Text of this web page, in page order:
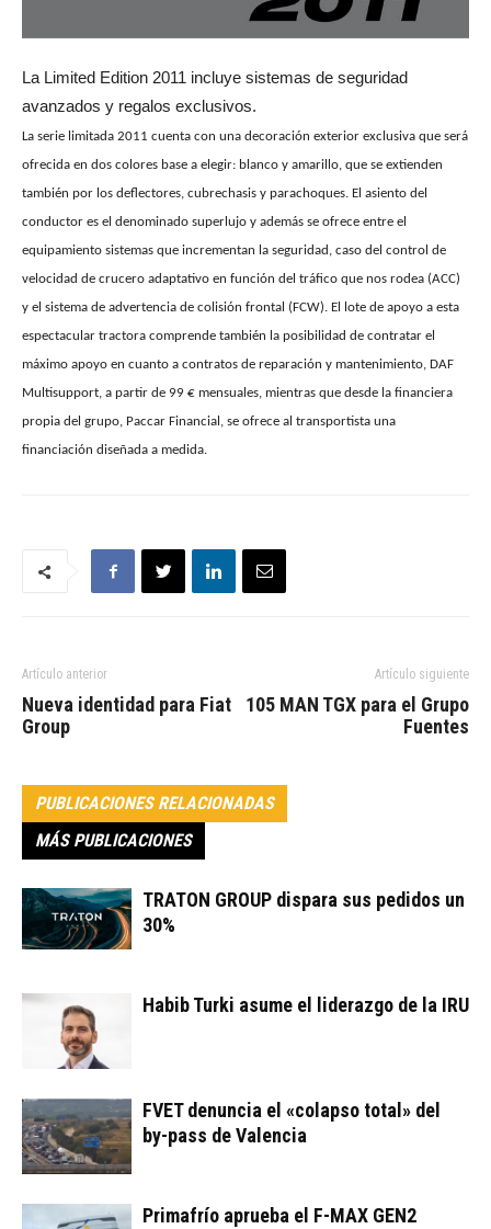
La Limited Edition 2011 incluye sistemas de seguridad
avanzados y regalos exclusivos.
La serie limitada 2011 cuenta con una decoración exterior exclusiva que será
ofrecida en dos colores base a elegir: blanco y amarillo, que se extienden
también por los deflectores, cubrechasis y parachoques. El asiento del
conductor es el denominado superlujo y además se ofrece entre el
equipamiento sistemas que incrementan la seguridad, caso del control de
velocidad de crucero adaptativo en función del tráfico que nos rodea (ACC)
y el sistema de advertencia de colisión frontal (FCW). El lote de apoyo a esta
espectacular tractora comprende también la posibilidad de contratar el
máximo apoyo en cuanto a contratos de reparación y mantenimiento, DAF
Multisupport, a partir de 99 € mensuales, mientras que desde la financiera
propia del grupo, Paccar Financial, se ofrece al transportista una
financiación diseñada a medida.
Artículo anterior
Nueva identidad para Fiat
Group
Artículo siguiente
105 MAN TGX para el Grupo
Fuentes
PUBLICACIONES RELACIONADAS
MÁS PUBLICACIONES
TRATON GROUP dispara sus pedidos un
30%
Habib Turki asume el liderazgo de la IRU
FVET denuncia el «colapso total» del
by-pass de Valencia
Primafrío aprueba el F-MAX GEN2